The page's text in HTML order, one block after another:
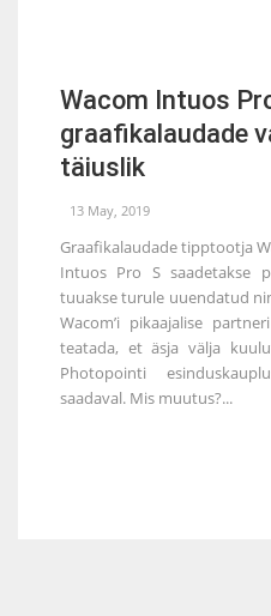
Wacom Intuos
graafikalaudade
täiuslik
13 May, 2019
Graafikalaudade tipptootja
Intuos Pro S saadetakse
tuuakse turule uuendatud
Wacom’i pikaajalise
teatada, et äsja välja
Photopointi
saadaval. Mis muutus?...